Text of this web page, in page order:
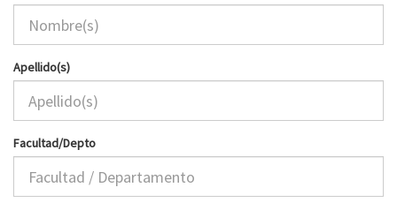
Apellido(s)
Facultad/Depto